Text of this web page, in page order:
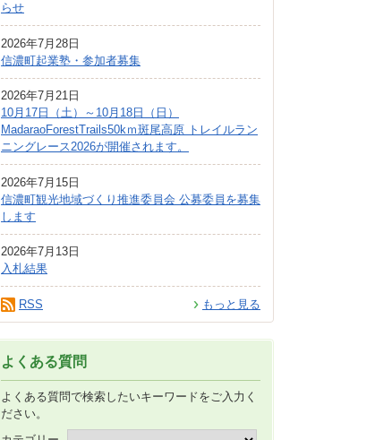
らせ
2026年7月28日
信濃町起業塾・参加者募集
2026年7月21日
10月17日（土）～10月18日（日）
MadaraoForestTrails50kｍ斑尾高原 トレイルラン
ニングレース2026が開催されます。
2026年7月15日
信濃町観光地域づくり推進委員会 公募委員を募集
します
2026年7月13日
入札結果
もっと見る
RSS
よくある質問
よくある質問で検索したいキーワードをご入力く
ださい。